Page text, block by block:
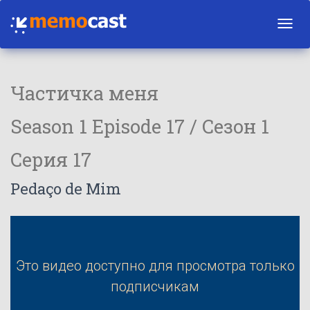
Частичка меня
Season 1 Episode 17 / Сезон 1
Серия 17
Pedaço de Mim
Это видео доступно для просмотра только
подписчикам